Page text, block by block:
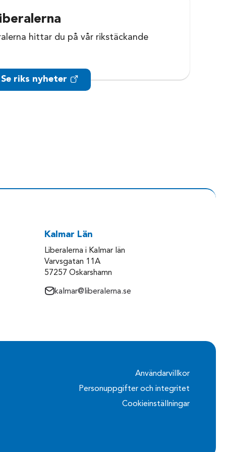
hittar du på vår rikstäckande
Se riks nyheter
Kalmar Län
Liberalerna i Kalmar län
Varvsgatan 11A
57257 Oskarshamn
kalmar@liberalerna.se
Användarvillkor
Personuppgifter och integritet
Cookieinställningar